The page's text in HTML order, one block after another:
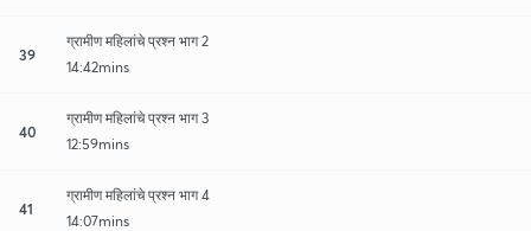
39
ग्रामीण महिलांचे प्रश्न भाग 2
14:42mins
40
ग्रामीण महिलांचे प्रश्न भाग 3
12:59mins
41
ग्रामीण महिलांचे प्रश्न भाग 4
14:07mins